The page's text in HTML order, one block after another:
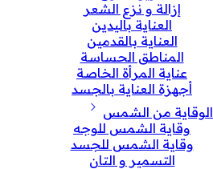
إزالة و نزع الشعر
العناية باليدين
العناية بالقدمين
المناطق الحساسة
عناية المرأة الخاصة
أجهزة العناية بالجسد
الوقاية من الشمس
وقاية الشمس للوجه
وقاية الشمس للجسد
التسمير و التان